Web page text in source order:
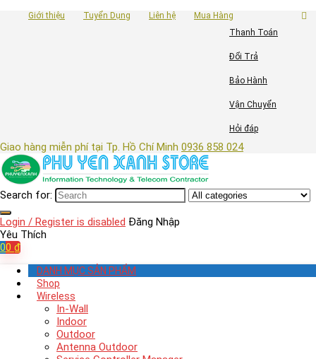
Giới thiệu Tuyển Dụng Liên hệ
Mua Hàng
Thanh Toán
Đổi Trả
Bảo Hành
Vận Chuyển
Hỏi đáp
Giao hàng miễn phí tại Tp. Hồ Chí Minh 0936 858 024
Search for:
Login / Register is disabled Đăng Nhập
Yêu Thích
00 ₫
DANH MỤC SẢN PHẨM
Shop
Wireless
In-Wall
Indoor
Outdoor
Antenna Outdoor